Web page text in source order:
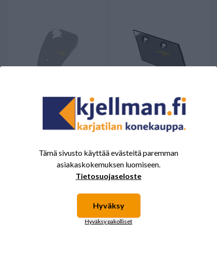
Esiauran siipi vasen Kuhn ZRE
Varmista saatavuus
Esiauran vannas oikea Kuhn
ZXE
Saatavilla
Tämä sivusto käyttää evästeitä paremman
asiakaskokemuksen luomiseen.
Tietosuojaseloste
Hyväksy
Hyväksy pakolliset